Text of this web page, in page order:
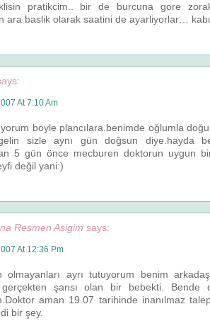
pratikcim.. bir de burcuna gore
ara baslik olarak saatini de ayarliyorlar…
At 7:10 Am
böyle plancılara.benimde oğlumla
sizle aynı gün doğsun diye.hayda
5 gün önce mecburen doktorun uygun
değil yani:)
Resmen Asigim says:
At 12:36 Pm
olmayanları ayrı tutuyorum benim
şansı olan bir bebekti.
aman 19.07 tarihinde inanılmaz
bir şey.